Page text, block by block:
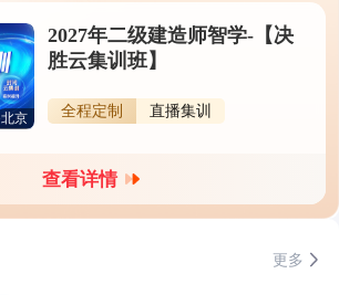
北京
2027年二级建造师智学-【决
胜云集训班】
全程定制 直播集训
查看详情
更多